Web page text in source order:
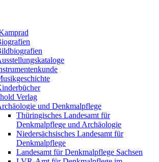
Verlag
und Denkmalpflege
Thüringisches Landesamt für
Denkmalpflege und Archäologie
Niedersächsisches Landesamt für
Denkmalpflege
Landesamt für Denkmalpflege Sachsen